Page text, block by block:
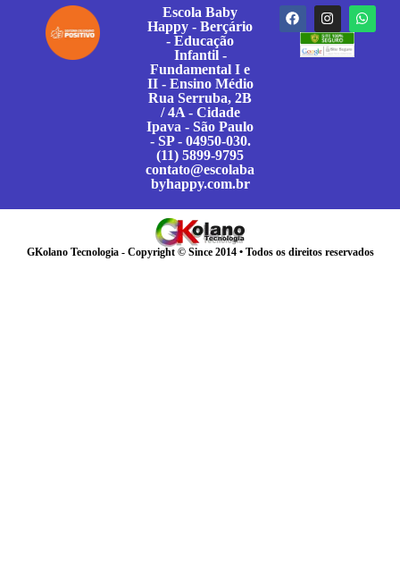
Escola Baby
Happy - Berçário
- Educação
Infantil -
Fundamental I e
II - Ensino Médio
Rua Serruba, 2B
/ 4A - Cidade
Ipava - São Paulo
- SP - 04950-030.
(11) 5899-9795
contato@escolaba
byhappy.com.br
GKolano Tecnologia - Copyright © Since 2014 • Todos os direitos reservados